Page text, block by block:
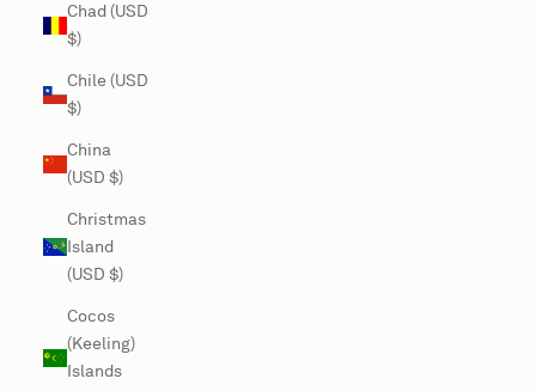
Chad (USD
$)
Chile (USD
$)
China
(USD $)
Christmas
Island
(USD $)
Cocos
(Keeling)
Islands